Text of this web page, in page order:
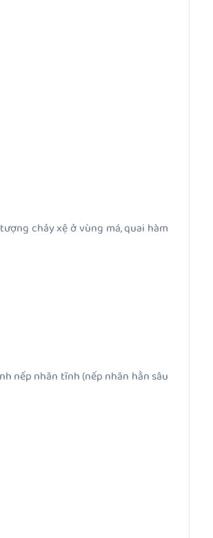
chảy xệ ở vùng má, quai hàm
nếp nhăn tĩnh (nếp nhăn hằn sâu